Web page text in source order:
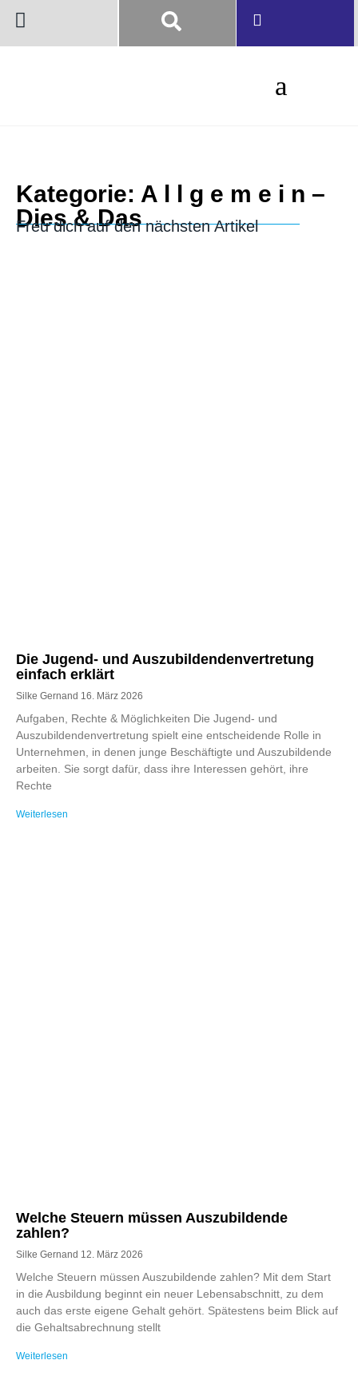
Kategorie: A l l g e m e i n –
Dies & Das
Freu dich auf den nächsten Artikel
Die Jugend- und Auszubildendenvertretung
einfach erklärt
Silke Gernand 16. März 2026
Aufgaben, Rechte & Möglichkeiten Die Jugend- und
Auszubildendenvertretung spielt eine entscheidende Rolle in
Unternehmen, in denen junge Beschäftigte und Auszubildende
arbeiten. Sie sorgt dafür, dass ihre Interessen gehört, ihre
Rechte
Weiterlesen
Welche Steuern müssen Auszubildende
zahlen?
Silke Gernand 12. März 2026
Welche Steuern müssen Auszubildende zahlen? Mit dem Start
in die Ausbildung beginnt ein neuer Lebensabschnitt, zu dem
auch das erste eigene Gehalt gehört. Spätestens beim Blick auf
die Gehaltsabrechnung stellt
Weiterlesen